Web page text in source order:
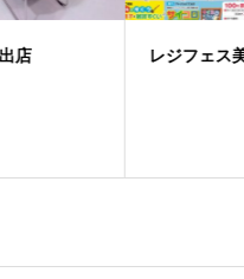
レジフェス美祭